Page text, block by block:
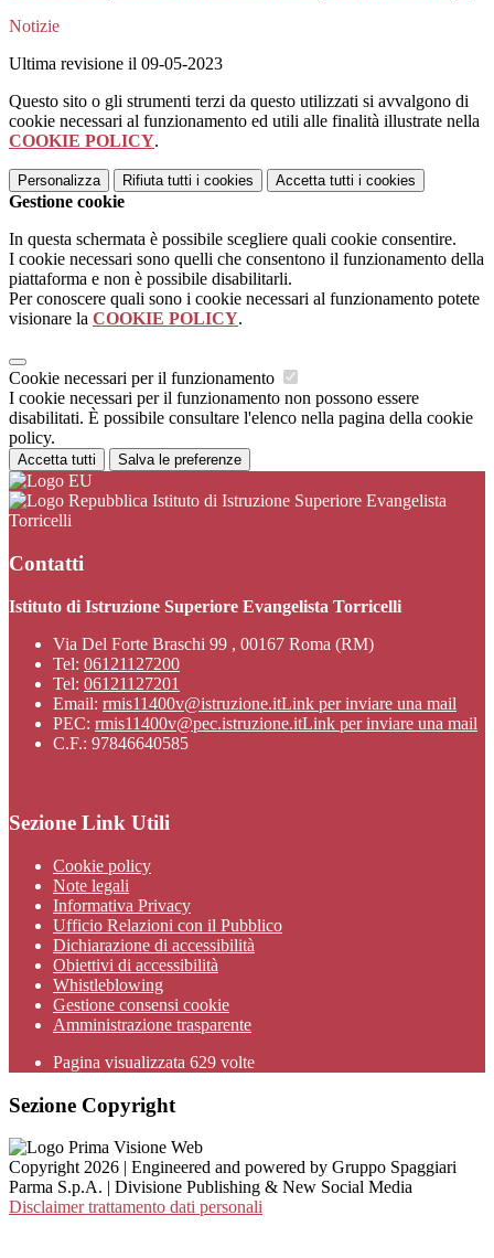
Notizie
Ultima revisione il 09-05-2023
Questo sito o gli strumenti terzi da questo utilizzati si avvalgono di
cookie necessari al funzionamento ed utili alle finalità illustrate nella
COOKIE POLICY.
Personalizza Rifiuta tutti i cookies Accetta tutti i cookies
Gestione cookie
In questa schermata è possibile scegliere quali cookie consentire.
I cookie necessari sono quelli che consentono il funzionamento della
piattaforma e non è possibile disabilitarli.
Per conoscere quali sono i cookie necessari al funzionamento potete
visionare la COOKIE POLICY.
Cookie necessari per il funzionamento
I cookie necessari per il funzionamento non possono essere
disabilitati. È possibile consultare l'elenco nella pagina della cookie
policy.
Accetta tutti Salva le preferenze
Istituto di Istruzione Superiore Evangelista
Torricelli
Contatti
Istituto di Istruzione Superiore Evangelista Torricelli
Via Del Forte Braschi 99 , 00167 Roma (RM)
Tel: 06121127200
Tel: 06121127201
Email: rmis11400v@istruzione.itLink per inviare una mail
PEC: rmis11400v@pec.istruzione.itLink per inviare una mail
C.F.: 97846640585
Sezione Link Utili
Cookie policy
Note legali
Informativa Privacy
Ufficio Relazioni con il Pubblico
Dichiarazione di accessibilità
Obiettivi di accessibilità
Whistleblowing
Gestione consensi cookie
Amministrazione trasparente
Pagina visualizzata 629 volte
Sezione Copyright
Copyright 2026 | Engineered and powered by Gruppo Spaggiari
Parma S.p.A. | Divisione Publishing & New Social Media
Disclaimer trattamento dati personali